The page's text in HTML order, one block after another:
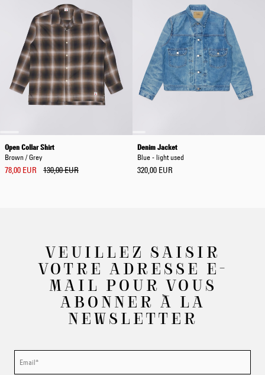
Open Collar Shirt
Brown / Grey
78,00 EUR 130,00 EUR
Denim Jacket
Blue - light used
320,00 EUR
VEUILLEZ SAISIR
VOTRE ADRESSE E-
MAIL POUR VOUS
ABONNER À LA
NEWSLETTER